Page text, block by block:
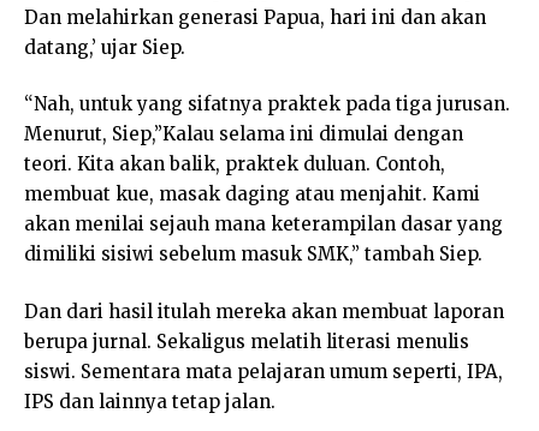
Dan melahirkan generasi Papua, hari ini dan akan
datang,’ ujar Siep.
“Nah, untuk yang sifatnya praktek pada tiga jurusan.
Menurut, Siep,”Kalau selama ini dimulai dengan
teori. Kita akan balik, praktek duluan. Contoh,
membuat kue, masak daging atau menjahit. Kami
akan menilai sejauh mana keterampilan dasar yang
dimiliki sisiwi sebelum masuk SMK,” tambah Siep.
Dan dari hasil itulah mereka akan membuat laporan
berupa jurnal. Sekaligus melatih literasi menulis
siswi. Sementara mata pelajaran umum seperti, IPA,
IPS dan lainnya tetap jalan.